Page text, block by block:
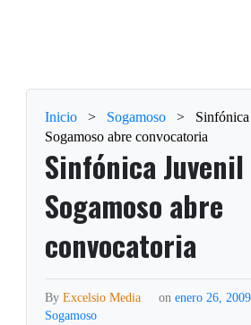
Inicio > Sogamoso >
Sogamoso abre convocatoria
Sinfónica Juvenil
Sogamoso abre
convocatoria
ByExcelsio Media on enero 26, 2009
Sogamoso